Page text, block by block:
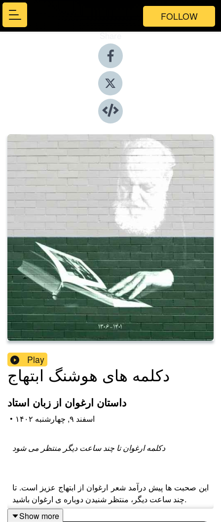
FOLLOW
Share
Play
دکلمه های هوشنگ ابتهاج
داستان ارغوان از زبان استاد
• ۱۴۰۲ اسفند ۹, چهارشنبه
دکلمه ارغوان تا چند ساعت دیگر منتظر می شود
این صحبت ها پیش درآمد شعر ارغوان از ابتهاج عزیز است. تا
چند ساعت دیگر، منتظر شنیدن دوباره ی ارغوان باشید.
Show more